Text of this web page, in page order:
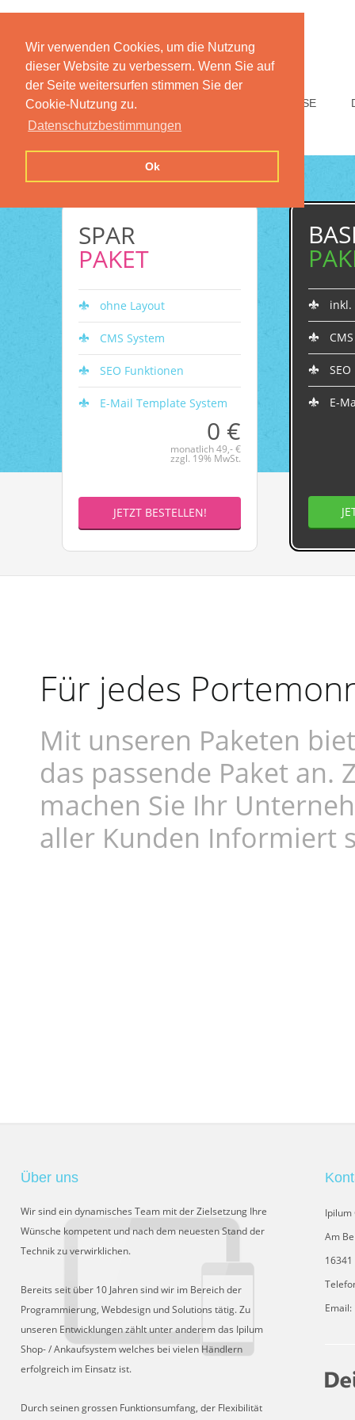
Wir verwenden Cookies, um die Nutzung
dieser Website zu verbessern. Wenn Sie auf
der Seite weitersurfen stimmen Sie der
Cookie-Nutzung zu.
Datenschutzbestimmungen
Ok
HOME PREISE
SPAR
PAKET
ohne Layout
CMS System
SEO Funktionen
E-Mail Template System
0 €
monatlich 49,- €
zzgl. 19% MwSt.
JETZT BESTELLEN!
inkl.
E-
Für jedes
Mit unseren Paketen
das passende Paket an.
machen Sie Ihr
aller Kunden Informiert
Über uns
Wir sind ein dynamisches Team mit der Zielsetzung Ihre
Wünsche kompetent und nach dem neuesten Stand der
Technik zu verwirklichen.
Bereits seit über 10 Jahren sind wir im Bereich der
Programmierung, Webdesign und Solutions tätig. Zu
unseren Entwicklungen zählt unter anderem das Ipilum
Shop- / Ankaufsystem welches bei vielen Händlern
erfolgreich im Einsatz ist.
Durch seinen grossen Funktionsumfang, der Flexibilität
Ipilum
Am